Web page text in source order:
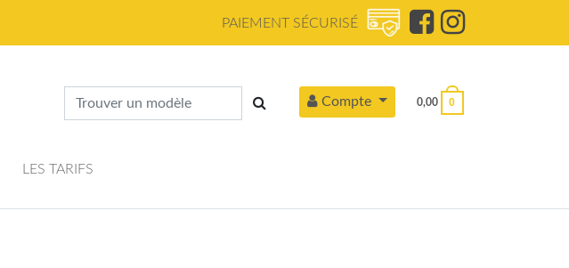
PAIEMENT SÉCURISÉ
Compte 0,00 0
LES TARIFS